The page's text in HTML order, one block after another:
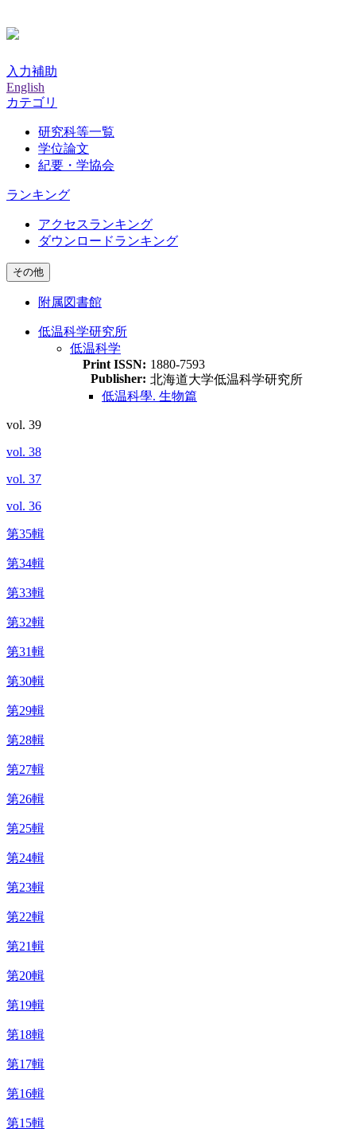
入力補助
English
カテゴリ
研究科等一覧
学位論文
紀要・学協会
ランキング
アクセスランキング
ダウンロードランキング
その他
附属図書館
低温科学研究所
低温科学
Print ISSN: 1880-7593
Publisher: 北海道大学低温科学研究所
低温科學. 生物篇
vol. 39
vol. 38
vol. 37
vol. 36
第35輯
第34輯
第33輯
第32輯
第31輯
第30輯
第29輯
第28輯
第27輯
第26輯
第25輯
第24輯
第23輯
第22輯
第21輯
第20輯
第19輯
第18輯
第17輯
第16輯
第15輯